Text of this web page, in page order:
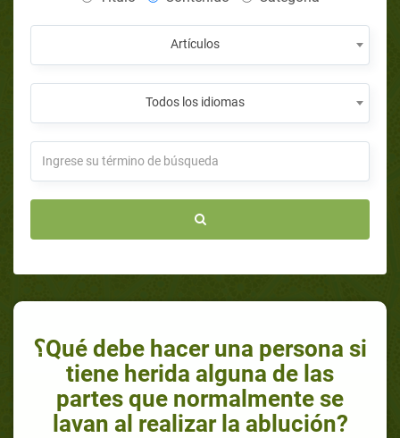
Artículos
Todos los idiomas
؟Qué debe hacer una persona si
tiene herida alguna de las
partes que normalmente se
lavan al realizar la ablución?